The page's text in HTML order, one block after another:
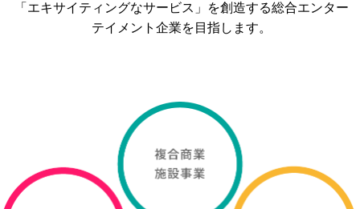
「エキサイティングなサービス」を創造する総合エンター
テイメント企業を目指します。